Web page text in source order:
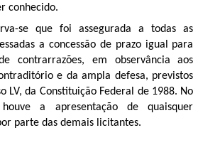
conhecido.
se que foi assegurada a todas as
a concessão de prazo igual para
contrarrazões, em observância aos
e da ampla defesa, previstos
LV, da Constituição Federal de 1988. No
a apresentação de quaisquer
parte das demais licitantes.